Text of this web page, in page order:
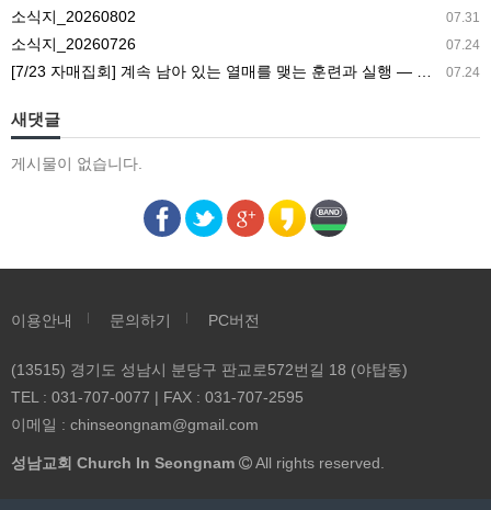
에
의
해
로
영
광
럽
07.31
소식지_20260802
07.24
소식지_20260726
07.24
[7/23 자매집회] 계속 남아 있는 열매를 맺는 훈련과 실행 ― 새 길 실행의 필요성과 전망
새댓글
게시물이 없습니다.
이용안내 문의하기 PC버전
(13515) 경기도 성남시 분당구 판교로572번길 18 (야탑동)
TEL : 031-707-0077 | FAX : 031-707-2595
이메일 : chinseongnam@gmail.com
성남교회 Church In Seongnam All rights reserved.